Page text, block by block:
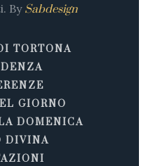
By Sabdesign
TORTONA
GIORNO
DOMENICA
DIVINA